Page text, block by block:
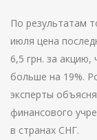
По результатам
июля цена
6,5 грн. за
больше на 19%.
эксперты
финансового
в странах СНГ.